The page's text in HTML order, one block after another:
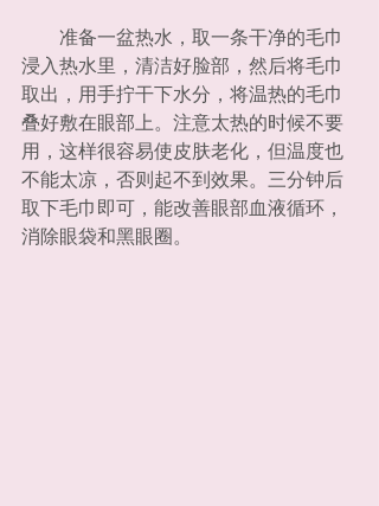
准备一盆热水，取一条干净的毛巾
浸入热水里，清洁好脸部，然后将毛巾
取出，用手拧干下水分，将温热的毛巾
叠好敷在眼部上。注意太热的时候不要
用，这样很容易使皮肤老化，但温度也
不能太凉，否则起不到效果。三分钟后
取下毛巾即可，能改善眼部血液循环，
消除眼袋和黑眼圈。